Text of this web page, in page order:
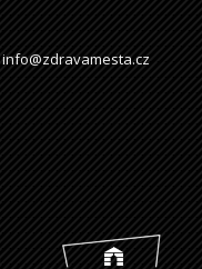
info@zdravamesta.cz